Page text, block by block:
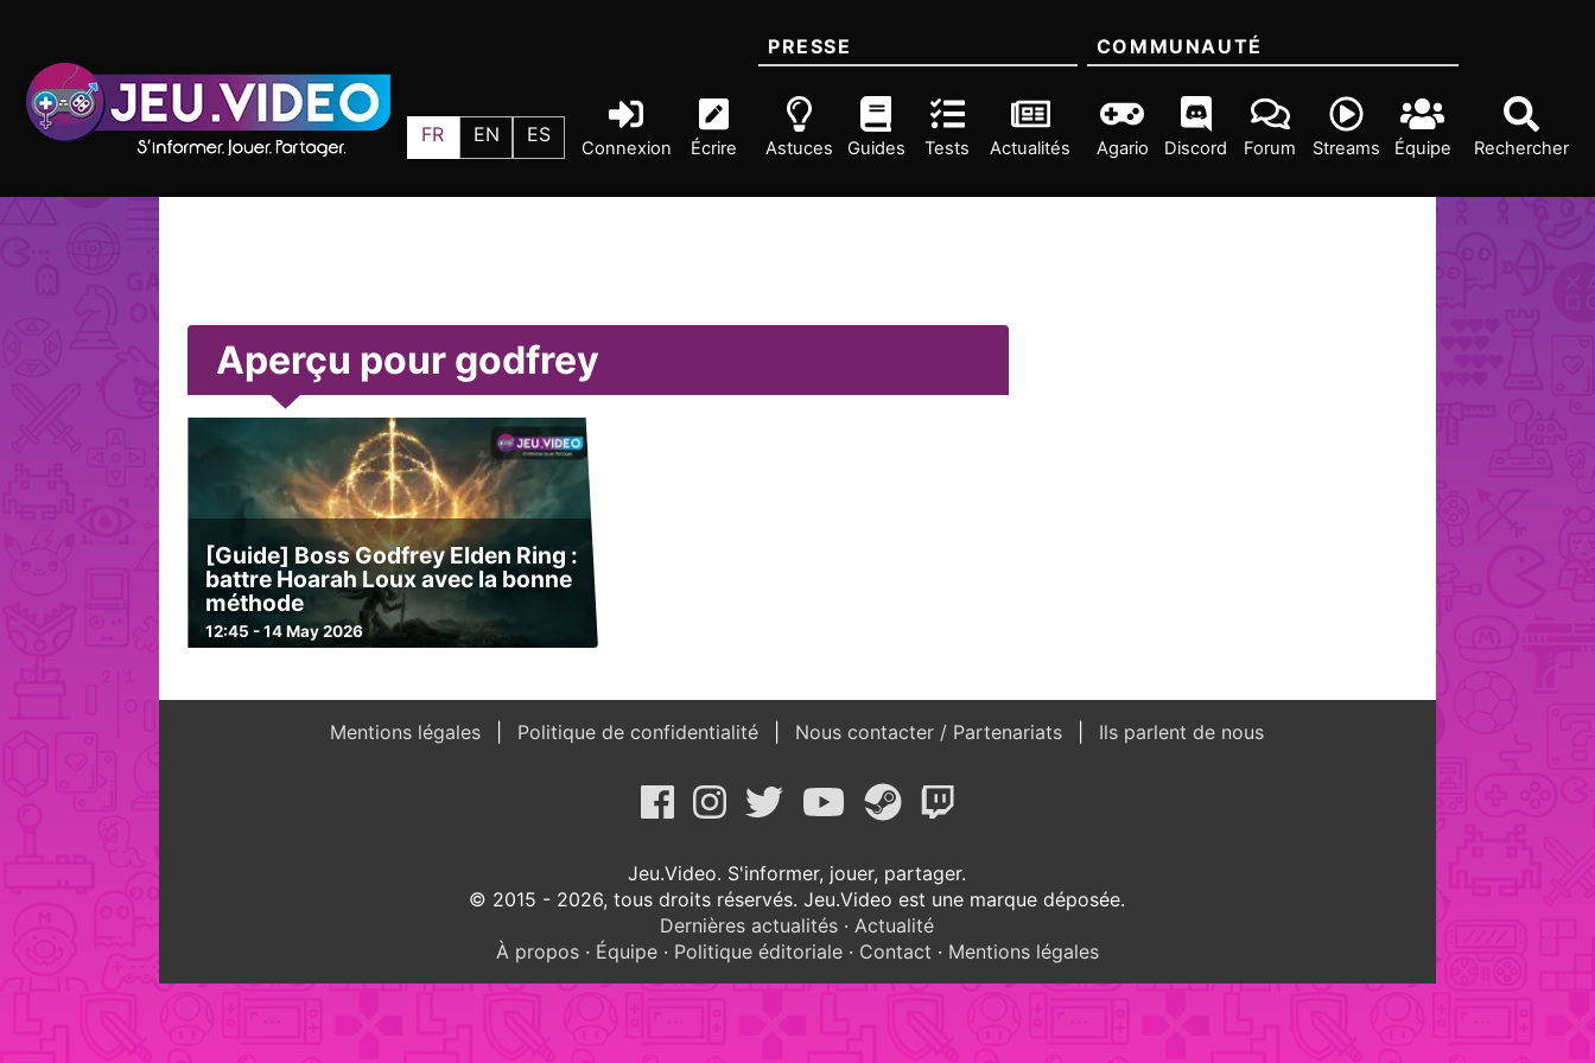
FR EN ES
Connexion Écrire Rechercher
PRESSE
Astuces Guides Tests Actualités
COMMUNAUTÉ
Agario Discord Forum Streams Équipe
Aperçu pour godfrey
[Guide] Boss Godfrey Elden Ring :
battre Hoarah Loux avec la bonne
méthode
12:45 - 14 May 2026
Mentions légales Politique de confidentialité Nous contacter / Partenariats Ils parlent de nous
Jeu.Video. S'informer, jouer, partager.
© 2015 - 2026, tous droits réservés. Jeu.Video est une marque déposée.
Dernières actualités · Actualité
À propos· Équipe· Politique éditoriale· Contact · Mentions légales